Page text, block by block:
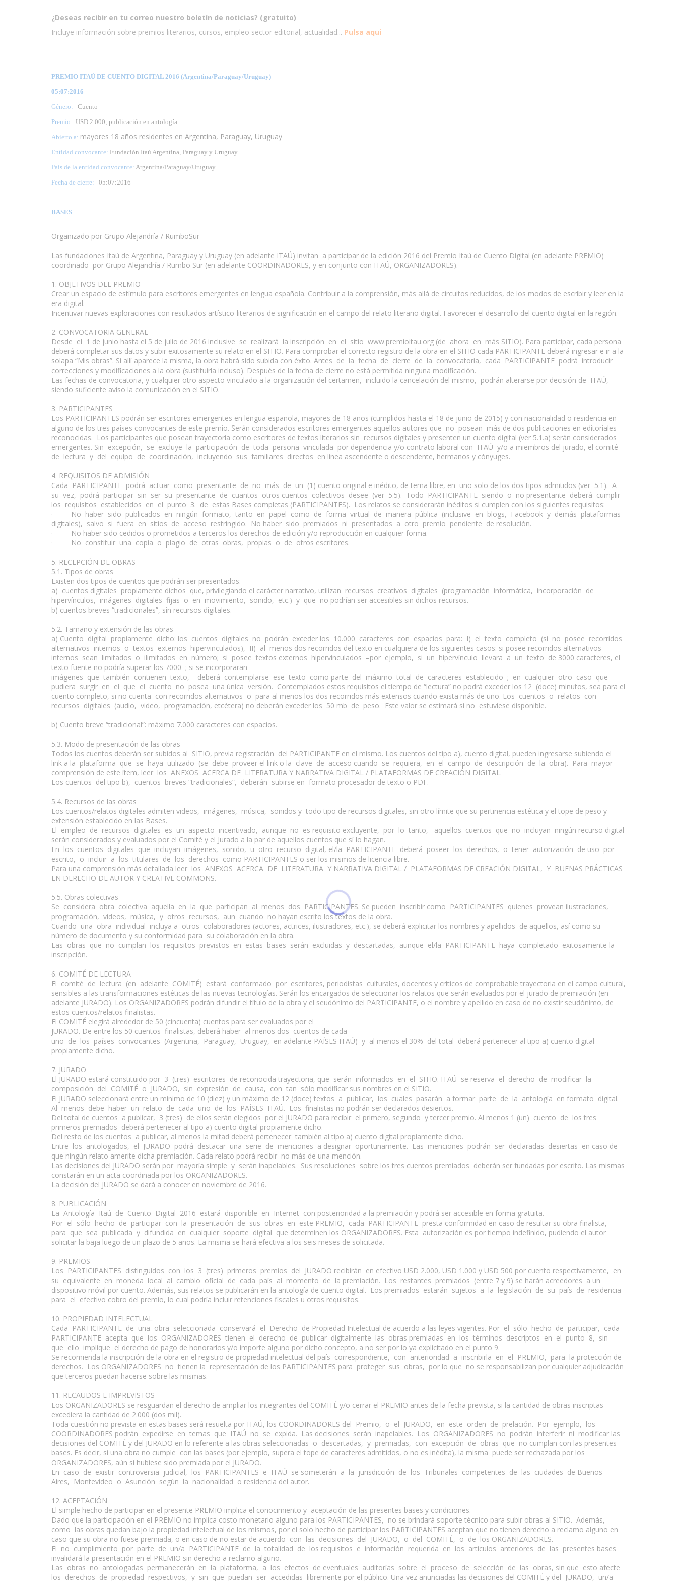
¿Deseas recibir en tu correo nuestro boletín de noticias? (gratuito)
Incluye información sobre premios literarios, cursos, empleo sector editorial, actualidad... Pulsa aqui
PREMIO ITAÚ DE CUENTO DIGITAL 2016 (Argentina/Paraguay/Uruguay)
05:07:2016
Género:
Cuento
Premio: USD 2.000; publicación en antología
Abierto a: mayores 18 años residentes en Argentina, Paraguay, Uruguay
Entidad convocante: Fundación Itaú Argentina, Paraguay y Uruguay
País de la entidad convocante: Argentina/Paraguay/Uruguay
Fecha de cierre: 05:07:2016
BASES
Organizado por Grupo Alejandría / RumboSur
Las fundaciones Itaú de Argentina, Paraguay y Uruguay (en adelante ITAÚ) invitan a participar de la edición 2016 del Premio Itaú de Cuento Digital (en adelante PREMIO)
coordinado por Grupo Alejandría / Rumbo Sur (en adelante COORDINADORES, y en conjunto con ITAÚ, ORGANIZADORES).
1. OBJETIVOS DEL PREMIO
Crear un espacio de estímulo para escritores emergentes en lengua española. Contribuir a la comprensión, más allá de circuitos reducidos, de los modos de escribir y leer en la
era digital.
Incentivar nuevas exploraciones con resultados artístico-literarios de significación en el campo del relato literario digital. Favorecer el desarrollo del cuento digital en la región.
2. CONVOCATORIA GENERAL
Desde el 1 de junio hasta el 5 de julio de 2016 inclusive se realizará la inscripción en el sitio www.premioitau.org (de ahora en más SITIO). Para participar, cada persona
deberá completar sus datos y subir exitosamente su relato en el SITIO. Para comprobar el correcto registro de la obra en el SITIO cada PARTICIPANTE deberá ingresar e ir a la
solapa “Mis obras”. Si allí aparece la misma, la obra habrá sido subida con éxito. Antes de la fecha de cierre de la convocatoria, cada PARTICIPANTE podrá introducir
correcciones y modificaciones a la obra (sustituirla incluso). Después de la fecha de cierre no está permitida ninguna modificación.
Las fechas de convocatoria, y cualquier otro aspecto vinculado a la organización del certamen, incluido la cancelación del mismo, podrán alterarse por decisión de ITAÚ,
siendo suficiente aviso la comunicación en el SITIO.
3. PARTICIPANTES
Los PARTICIPANTES podrán ser escritores emergentes en lengua española, mayores de 18 años (cumplidos hasta el 18 de junio de 2015) y con nacionalidad o residencia en
alguno de los tres países convocantes de este premio. Serán considerados escritores emergentes aquellos autores que no posean más de dos publicaciones en editoriales
reconocidas. Los participantes que posean trayectoria como escritores de textos literarios sin recursos digitales y presenten un cuento digital (ver 5.1.a) serán considerados
emergentes. Sin excepción, se excluye la participación de toda persona vinculada por dependencia y/o contrato laboral con ITAÚ y/o a miembros del jurado, el comité
de lectura y del equipo de coordinación, incluyendo sus familiares directos en línea ascendente o descendente, hermanos y cónyuges.
4. REQUISITOS DE ADMISIÓN
Cada PARTICIPANTE podrá actuar como presentante de no más de un (1) cuento original e inédito, de tema libre, en uno solo de los dos tipos admitidos (ver 5.1). A
su vez, podrá participar sin ser su presentante de cuantos otros cuentos colectivos desee (ver 5.5). Todo PARTICIPANTE siendo o no presentante deberá cumplir
los requisitos establecidos en el punto 3. de estas Bases completas (PARTICIPANTES). Los relatos se considerarán inéditos si cumplen con los siguientes requisitos:
· No haber sido publicados en ningún formato, tanto en papel como de forma virtual de manera pública (inclusive en blogs, Facebook y demás plataformas
digitales), salvo si fuera en sitios de acceso restringido. No haber sido premiados ni presentados a otro premio pendiente de resolución.
· No haber sido cedidos o prometidos a terceros los derechos de edición y/o reproducción en cualquier forma.
· No constituir una copia o plagio de otras obras, propias o de otros escritores.
5. RECEPCIÓN DE OBRAS
5.1. Tipos de obras
Existen dos tipos de cuentos que podrán ser presentados:
a) cuentos digitales propiamente dichos que, privilegiando el carácter narrativo, utilizan recursos creativos digitales (programación informática, incorporación de
hipervínculos, imágenes digitales fijas o en movimiento, sonido, etc.) y que no podrían ser accesibles sin dichos recursos.
b) cuentos breves “tradicionales”, sin recursos digitales.
5.2. Tamaño y extensión de las obras
a) Cuento digital propiamente dicho: los cuentos digitales no podrán exceder los 10.000 caracteres con espacios para: I) el texto completo (si no posee recorridos
alternativos internos o textos externos hipervinculados), II) al menos dos recorridos del texto en cualquiera de los siguientes casos: si posee recorridos alternativos
internos sean limitados o ilimitados en número; si posee textos externos hipervinculados –por ejemplo, si un hipervínculo llevara a un texto de 3000 caracteres, el
texto fuente no podría superar los 7000–; si se incorporaran
imágenes que también contienen texto, –deberá contemplarse ese texto como parte del máximo total de caracteres establecido–; en cualquier otro caso que
pudiera surgir en el que el cuento no posea una única versión. Contemplados estos requisitos el tiempo de “lectura” no podrá exceder los 12 (doce) minutos, sea para el
cuento completo, si no cuenta con recorridos alternativos o para al menos los dos recorridos más extensos cuando exista más de uno. Los cuentos o relatos con
recursos digitales (audio, video, programación, etcétera) no deberán exceder los 50 mb de peso. Este valor se estimará si no estuviese disponible.
b) Cuento breve “tradicional”: máximo 7.000 caracteres con espacios.
5.3. Modo de presentación de las obras
Todos los cuentos deberán ser subidos al SITIO, previa registración del PARTICIPANTE en el mismo. Los cuentos del tipo a), cuento digital, pueden ingresarse subiendo el
link a la plataforma que se haya utilizado (se debe proveer el link o la clave de acceso cuando se requiera, en el campo de descripción de la obra). Para mayor
comprensión de este ítem, leer los ANEXOS ACERCA DE LITERATURA Y NARRATIVA DIGITAL / PLATAFORMAS DE CREACIÓN DIGITAL.
Los cuentos del tipo b), cuentos breves “tradicionales”, deberán subirse en formato procesador de texto o PDF.
5.4. Recursos de las obras
Los cuentos/relatos digitales admiten videos, imágenes, música, sonidos y todo tipo de recursos digitales, sin otro límite que su pertinencia estética y el tope de peso y
extensión establecido en las Bases.
El empleo de recursos digitales es un aspecto incentivado, aunque no es requisito excluyente, por lo tanto, aquellos cuentos que no incluyan ningún recurso digital
serán considerados y evaluados por el Comité y el Jurado a la par de aquellos cuentos que sí lo hagan.
En los cuentos digitales que incluyan imágenes, sonido, u otro recurso digital, el/la PARTICIPANTE deberá poseer los derechos, o tener autorización de uso por
escrito, o incluir a los titulares de los derechos como PARTICIPANTES o ser los mismos de licencia libre.
Para una comprensión más detallada leer los ANEXOS ACERCA DE LITERATURA Y NARRATIVA DIGITAL / PLATAFORMAS DE CREACIÓN DIGITAL, Y BUENAS PRÁCTICAS
EN DERECHO DE AUTOR Y CREATIVE COMMONS.
5.5. Obras colectivas
Se considera obra colectiva aquella en la que participan al menos dos PARTICIPANTES. Se pueden inscribir como PARTICIPANTES quienes provean ilustraciones,
programación, videos, música, y otros recursos, aun cuando no hayan escrito los textos de la obra.
Cuando una obra individual incluya a otros colaboradores (actores, actrices, ilustradores, etc.), se deberá explicitar los nombres y apellidos de aquellos, así como su
número de documento y su conformidad para su colaboración en la obra.
Las obras que no cumplan los requisitos previstos en estas bases serán excluidas y descartadas, aunque el/la PARTICIPANTE haya completado exitosamente la
inscripción.
6. COMITÉ DE LECTURA
El comité de lectura (en adelante COMITÉ) estará conformado por escritores, periodistas culturales, docentes y críticos de comprobable trayectoria en el campo cultural,
sensibles a las transformaciones estéticas de las nuevas tecnologías. Serán los encargados de seleccionar los relatos que serán evaluados por el jurado de premiación (en
adelante JURADO). Los ORGANIZADORES podrán difundir el título de la obra y el seudónimo del PARTICIPANTE, o el nombre y apellido en caso de no existir seudónimo, de
estos cuentos/relatos finalistas.
El COMITÉ elegirá alrededor de 50 (cincuenta) cuentos para ser evaluados por el
JURADO. De entre los 50 cuentos finalistas, deberá haber al menos dos cuentos de cada
uno de los países convocantes (Argentina, Paraguay, Uruguay, en adelante PAÍSES ITAÚ) y al menos el 30% del total deberá pertenecer al tipo a) cuento digital
propiamente dicho.
7. JURADO
El JURADO estará constituido por 3 (tres) escritores de reconocida trayectoria, que serán informados en el SITIO. ITAÚ se reserva el derecho de modificar la
composición del COMITÉ o JURADO, sin expresión de causa, con tan sólo modificar sus nombres en el SITIO.
El JURADO seleccionará entre un mínimo de 10 (diez) y un máximo de 12 (doce) textos a publicar, los cuales pasarán a formar parte de la antología en formato digital.
Al menos debe haber un relato de cada uno de los PAÍSES ITAÚ. Los finalistas no podrán ser declarados desiertos.
Del total de cuentos a publicar, 3 (tres) de ellos serán elegidos por el JURADO para recibir el primero, segundo y tercer premio. Al menos 1 (un) cuento de los tres
primeros premiados deberá pertenecer al tipo a) cuento digital propiamente dicho.
Del resto de los cuentos a publicar, al menos la mitad deberá pertenecer también al tipo a) cuento digital propiamente dicho.
Entre los antologados, el JURADO podrá destacar una serie de menciones a designar oportunamente. Las menciones podrán ser declaradas desiertas en caso de
que ningún relato amerite dicha premiación. Cada relato podrá recibir no más de una mención.
Las decisiones del JURADO serán por mayoría simple y serán inapelables. Sus resoluciones sobre los tres cuentos premiados deberán ser fundadas por escrito. Las mismas
constarán en un acta coordinada por los ORGANIZADORES.
La decisión del JURADO se dará a conocer en noviembre de 2016.
8. PUBLICACIÓN
La Antología Itaú de Cuento Digital 2016 estará disponible en Internet con posterioridad a la premiación y podrá ser accesible en forma gratuita.
Por el sólo hecho de participar con la presentación de sus obras en este PREMIO, cada PARTICIPANTE presta conformidad en caso de resultar su obra finalista,
para que sea publicada y difundida en cualquier soporte digital que determinen los ORGANIZADORES. Esta autorización es por tiempo indefinido, pudiendo el autor
solicitar la baja luego de un plazo de 5 años. La misma se hará efectiva a los seis meses de solicitada.
9. PREMIOS
Los PARTICIPANTES distinguidos con los 3 (tres) primeros premios del JURADO recibirán en efectivo USD 2.000, USD 1.000 y USD 500 por cuento respectivamente, en
su equivalente en moneda local al cambio oficial de cada país al momento de la premiación. Los restantes premiados (entre 7 y 9) se harán acreedores a un
dispositivo móvil por cuento. Además, sus relatos se publicarán en la antología de cuento digital. Los premiados estarán sujetos a la legislación de su país de residencia
para el efectivo cobro del premio, lo cual podría incluir retenciones fiscales u otros requisitos.
10. PROPIEDAD INTELECTUAL
Cada PARTICIPANTE de una obra seleccionada conservará el Derecho de Propiedad Intelectual de acuerdo a las leyes vigentes. Por el sólo hecho de participar, cada
PARTICIPANTE acepta que los ORGANIZADORES tienen el derecho de publicar digitalmente las obras premiadas en los términos descriptos en el punto 8, sin
que ello implique el derecho de pago de honorarios y/o importe alguno por dicho concepto, a no ser por lo ya explicitado en el punto 9.
Se recomienda la inscripción de la obra en el registro de propiedad intelectual del país correspondiente, con anterioridad a inscribirla en el PREMIO, para la protección de
derechos. Los ORGANIZADORES no tienen la representación de los PARTICIPANTES para proteger sus obras, por lo que no se responsabilizan por cualquier adjudicación
que terceros puedan hacerse sobre las mismas.
11. RECAUDOS E IMPREVISTOS
Los ORGANIZADORES se resguardan el derecho de ampliar los integrantes del COMITÉ y/o cerrar el PREMIO antes de la fecha prevista, si la cantidad de obras inscriptas
excediera la cantidad de 2.000 (dos mil).
Toda cuestión no prevista en estas bases será resuelta por ITAÚ, los COORDINADORES del Premio, o el JURADO, en este orden de prelación. Por ejemplo, los
COORDINADORES podrán expedirse en temas que ITAÚ no se expida. Las decisiones serán inapelables. Los ORGANIZADORES no podrán interferir ni modificar las
decisiones del COMITÉ y del JURADO en lo referente a las obras seleccionadas o descartadas, y premiadas, con excepción de obras que no cumplan con las presentes
bases. Es decir, si una obra no cumple con las bases (por ejemplo, supera el tope de caracteres admitidos, o no es inédita), la misma puede ser rechazada por los
ORGANIZADORES, aún si hubiese sido premiada por el JURADO.
En caso de existir controversia judicial, los PARTICIPANTES e ITAÚ se someterán a la jurisdicción de los Tribunales competentes de las ciudades de Buenos
Aires, Montevideo o Asunción según la nacionalidad o residencia del autor.
12. ACEPTACIÓN
El simple hecho de participar en el presente PREMIO implica el conocimiento y aceptación de las presentes bases y condiciones.
Dado que la participación en el PREMIO no implica costo monetario alguno para los PARTICIPANTES, no se brindará soporte técnico para subir obras al SITIO. Además,
como las obras quedan bajo la propiedad intelectual de los mismos, por el solo hecho de participar los PARTICIPANTES aceptan que no tienen derecho a reclamo alguno en
caso que su obra no fuese premiada, o en caso de no estar de acuerdo con las decisiones del JURADO, o del COMITÉ, o de los ORGANIZADORES.
El no cumplimiento por parte de un/a PARTICIPANTE de la totalidad de los requisitos e información requerida en los artículos anteriores de las presentes bases
invalidará la presentación en el PREMIO sin derecho a reclamo alguno.
Las obras no antologadas permanecerán en la plataforma, a los efectos de eventuales auditorías sobre el proceso de selección de las obras, sin que esto afecte
los derechos de propiedad respectivos, y sin que puedan ser accedidas libremente por el público. Una vez anunciadas las decisiones del COMITÉ y del JURADO, un/a